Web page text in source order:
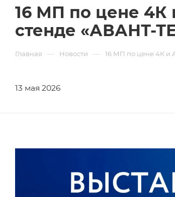
16 МП по цене 4К
стенде «АВАНТ-
Главная — Новости — 16 МП по цене 4К и
13 мая 2026